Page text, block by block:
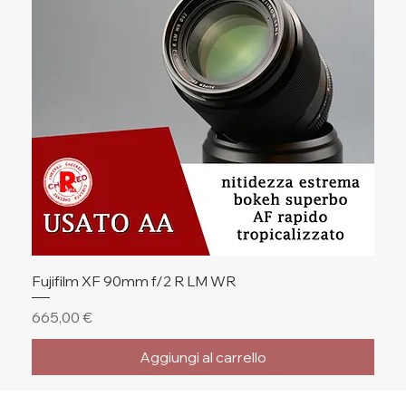
Fujifilm XF 90mm f/2 R LM WR
Prezzo
665,00 €
Aggiungi al carrello